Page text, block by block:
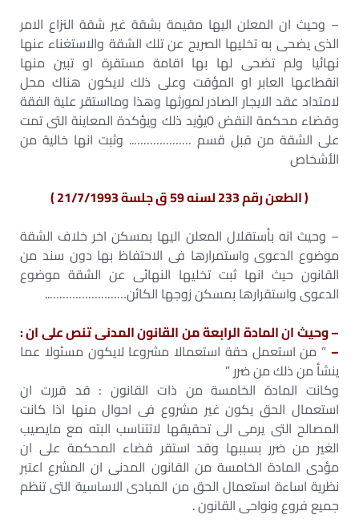
– وحيث ان المعلن اليها مقيمة بشقة غير شقة النزاع الامر
الذى يضحى به تخليها الصريح عن تلك الشقة والاستغناء عنها
نهائيا ولم تضحى لها بها اقامة مستقرة او تبين منها
انقطاعها العابر او المؤقت وعلى ذلك لايكون هناك محل
لامتداد عقد الايجار الصادر لمورثها وهذا ومااستقر علية الفقة
وقضاء محكمة النقض 0يؤيد ذلك ويؤكدة المعاينة التى تمت
على الشقة من قبل قسم ……………….. وثبت انها خالية من
الأشخاص
( الطعن رقم 233 لسنه 59 ق جلسة 21/7/1993 )
– وحيث انه بأستقلال المعلن اليها بمسكن اخر خلاف الشقة
موضوع الدعوى واستمرارها فى الاحتفاظ بها دون سند من
القانون حيث انها ثبت تخليها النهائى عن الشقة موضوع
الدعوى واستقرارها بمسكن زوجها الكائن……………………..
– وحيث ان المادة الرابعة من القانون المدنى تنص على ان :
– ” من استعمل حقة استعمالا مشروعا لايكون مسئولا عما
ينشأ من ذلك من ضرر ”
وكانت المادة الخامسة من ذات القانون : قد قررت ان
استعمال الحق يكون غير مشروع فى احوال منها اذا كانت
المصالح التى يرمى الى تحقيقها لاتتناسب البته مع مايصيب
الغير من ضرر بسببها وقد استقر قضاء المحكمة على ان
مؤدى المادة الخامسة من القانون المدنى ان المشرع اعتبر
نظرية اساءة استعمال الحق من المبادى الاساسية التى تنظم
جميع فروع ونواحى القانون .